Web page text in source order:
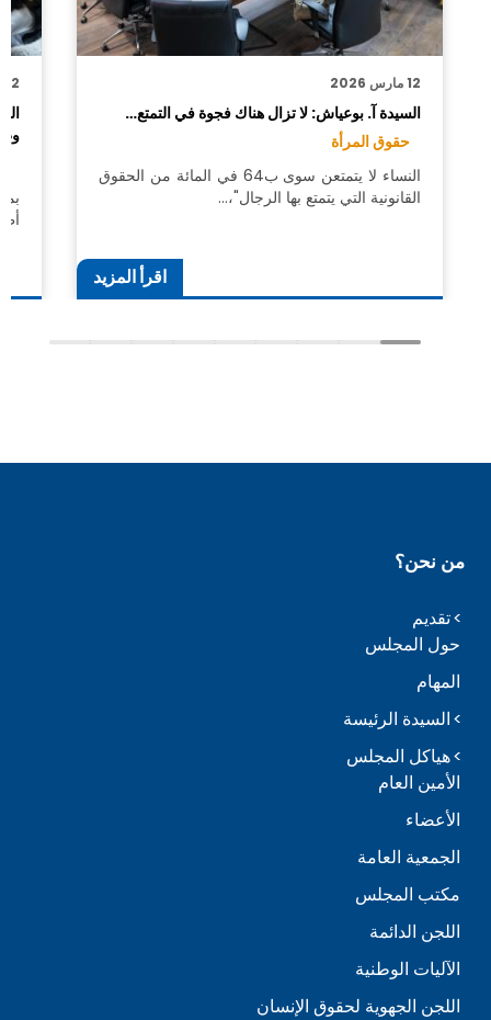
12 مارس 2026
السيدة آ. بوعياش: لا تزال هناك فجوة في التمتع…
حقوق المرأة
النساء لا يتمتعن سوى ب64 في المائة من الحقوق
القانونية التي يتمتع بها الرجال"،…
اقرأ المزيد
12 مارس 2026
من نحن؟
تقديم
حول المجلس
المهام
السيدة الرئيسة
هياكل المجلس
الأمين العام
الأعضاء
الجمعية العامة
مكتب المجلس
اللجن الدائمة
الآليات الوطنية
اللجن الجهوية لحقوق الإنسان